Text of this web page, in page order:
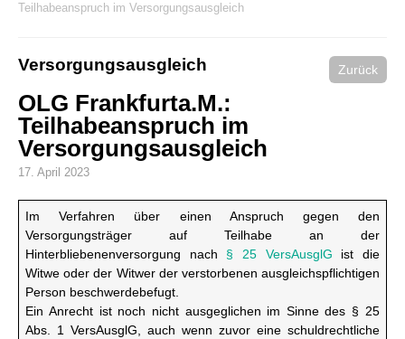
Teilhabeanspruch im Versorgungsausgleich
Versorgungsausgleich Zurück
OLG Frankfurta.M.:
Teilhabeanspruch im
Versorgungsausgleich
17. April 2023
Im Verfahren über einen Anspruch gegen den
Versorgungsträger auf Teilhabe an der
Hinterbliebenenversorgung nach § 25 VersAusglG ist die
Witwe oder der Witwer der verstorbenen ausgleichspflichtigen
Person beschwerdebefugt.
Ein Anrecht ist noch nicht ausgeglichen im Sinne des § 25
Abs. 1 VersAusglG, auch wenn zuvor eine schuldrechtliche